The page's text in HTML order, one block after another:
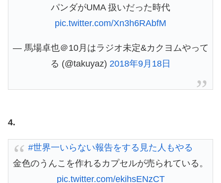
パンダがUMA 扱いだった時代
pic.twitter.com/Xn3h6RAbfM
— 馬場卓也＠10月はラジオ未定&カクヨムやって
る (@takuyaz) 2018年9月18日
4.
#世界一いらない報告をする見た人もやる
金色のうんこを作れるカプセルが売られている。
pic.twitter.com/ekihsENzCT